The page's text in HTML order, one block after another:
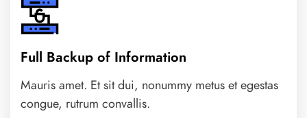
Full Backup of Information
Mauris amet. Et sit dui, nonummy metus et egestas
congue, rutrum convallis.